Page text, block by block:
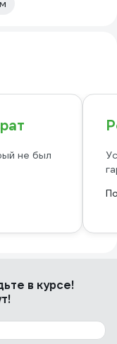
не был
в курсе!